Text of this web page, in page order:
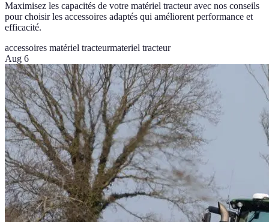
Maximisez les capacités de votre matériel tracteur avec nos conseils
pour choisir les accessoires adaptés qui améliorent performance et
efficacité.
accessoires matériel tracteurmateriel tracteur
Aug 6